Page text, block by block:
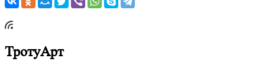
ТротуАрт